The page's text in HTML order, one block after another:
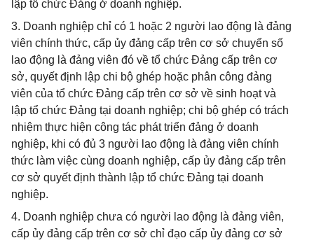
lập tổ chức Đảng ở doanh nghiệp.
3. Doanh nghiệp chỉ có 1 hoặc 2 người lao động là đảng
viên chính thức, cấp ủy đảng cấp trên cơ sở chuyển số
lao động là đảng viên đó về tổ chức Đảng cấp trên cơ
sở, quyết định lập chi bộ ghép hoặc phân công đảng
viên của tổ chức Đảng cấp trên cơ sở về sinh hoạt và
lập tổ chức Đảng tại doanh nghiệp; chi bộ ghép có trách
nhiệm thực hiện công tác phát triển đảng ở doanh
nghiệp, khi có đủ 3 người lao động là đảng viên chính
thức làm việc cùng doanh nghiệp, cấp ủy đảng cấp trên
cơ sở quyết định thành lập tổ chức Đảng tại doanh
nghiệp.
4. Doanh nghiệp chưa có người lao động là đảng viên,
cấp ủy đảng cấp trên cơ sở chỉ đạo cấp ủy đảng cơ sở